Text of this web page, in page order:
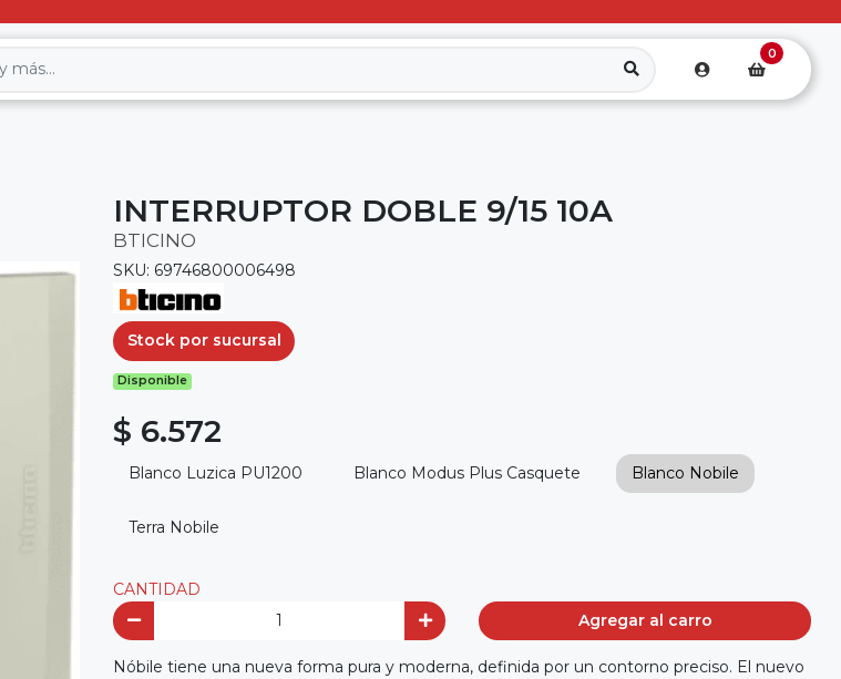
0
INTERRUPTOR DOBLE 9/15 10A
BTICINO
SKU: 69746800006498
Stock por sucursal
Disponible
$ 6.572
Blanco Luzica PU1200 Blanco Modus Plus Casquete Blanco Nobile
Terra Nobile
CANTIDAD
Agregar al carro
Nóbile tiene una nueva forma pura y moderna, definida por un contorno preciso. El nuevo